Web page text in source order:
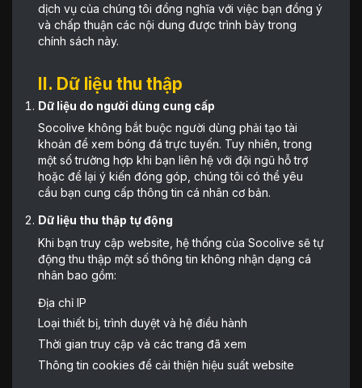
dịch vụ của chúng tôi đồng nghĩa với việc bạn đồng ý
và chấp thuận các nội dung được trình bày trong
chính sách này.
II. Dữ liệu thu thập
Dữ liệu do người dùng cung cấp
Socolive không bắt buộc người dùng phải tạo tài
khoản để xem bóng đá trực tuyến. Tuy nhiên, trong
một số trường hợp khi bạn liên hệ với đội ngũ hỗ trợ
hoặc để lại ý kiến đóng góp, chúng tôi có thể yêu
cầu bạn cung cấp thông tin cá nhân cơ bản.
Dữ liệu thu thập tự động
Khi bạn truy cập website, hệ thống của Socolive sẽ tự
động thu thập một số thông tin không nhận dạng cá
nhân bao gồm:
Địa chỉ IP
Loại thiết bị, trình duyệt và hệ điều hành
Thời gian truy cập và các trang đã xem
Thông tin cookies để cải thiện hiệu suất website